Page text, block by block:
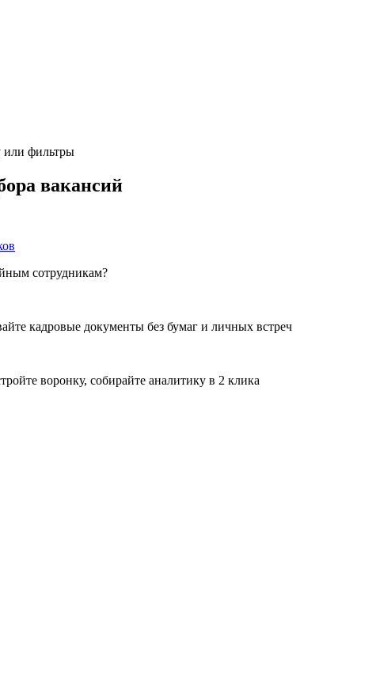
или фильтры
вакансий
сотрудникам?
кадровые документы без бумаг и личных встреч
воронку, собирайте аналитику в 2 клика